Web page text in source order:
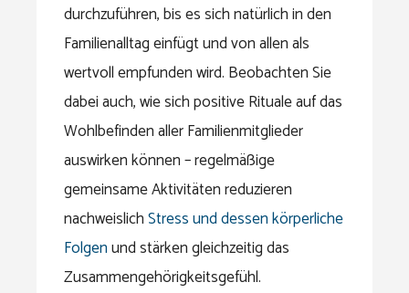
durchzuführen, bis es sich natürlich in den
Familienalltag einfügt und von allen als
wertvoll empfunden wird. Beobachten Sie
dabei auch, wie sich positive Rituale auf das
Wohlbefinden aller Familienmitglieder
auswirken können – regelmäßige
gemeinsame Aktivitäten reduzieren
nachweislichStress und dessen körperliche
Folgenund stärken gleichzeitig das
Zusammengehörigkeitsgefühl.